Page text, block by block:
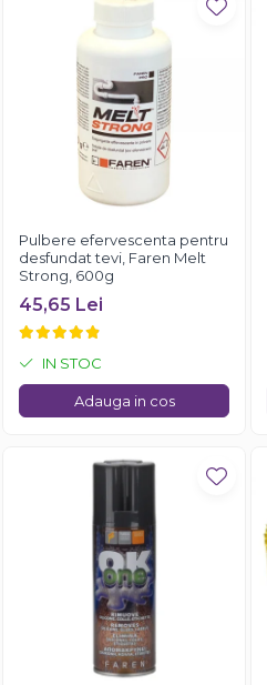
Pulbere efervescenta pentru
desfundat tevi, Faren Melt
Strong, 600g
45,65 Lei
IN STOC
Adauga in cos